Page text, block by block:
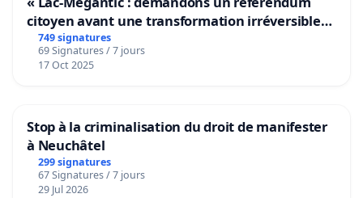
citoyen avant une transformation irréversible
de notre territoire »
749 signatures
69 Signatures / 7 jours
17 Oct 2025
Stop à la criminalisation du droit de manifester
à Neuchâtel
299 signatures
67 Signatures / 7 jours
29 Jul 2026